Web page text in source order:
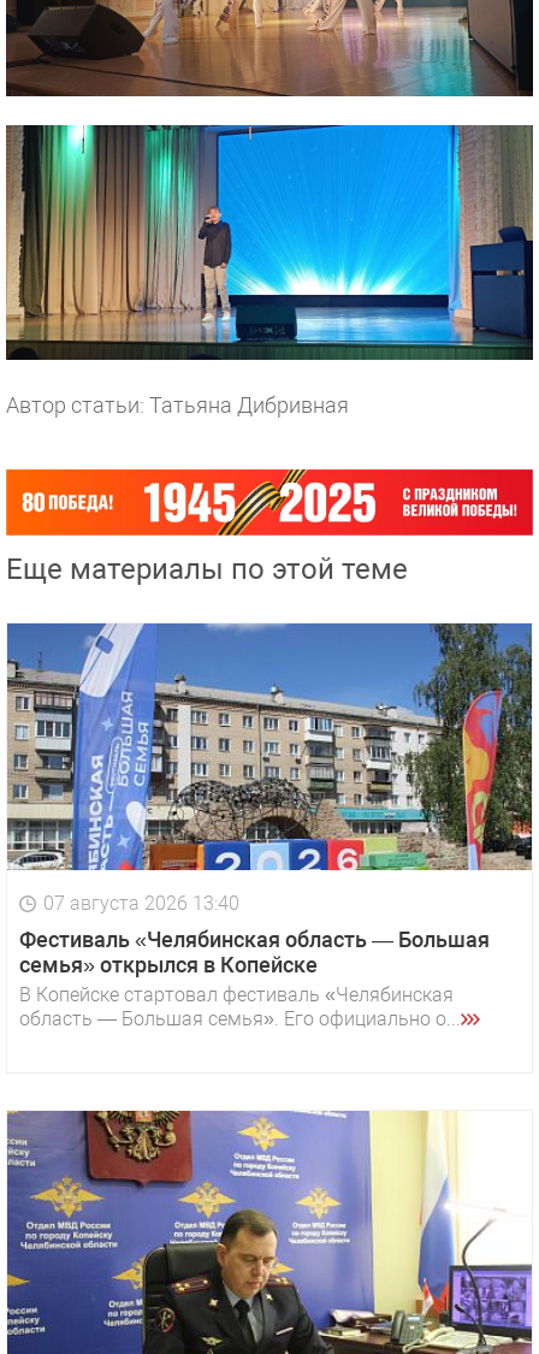
Автор статьи: Татьяна Дибривная
Еще материалы по этой теме
07 августа 2026 13:40
Фестиваль «Челябинская область — Большая
семья» открылся в Копейске
В Копейске стартовал фестиваль «Челябинская
область — Большая семья». Его официально о...